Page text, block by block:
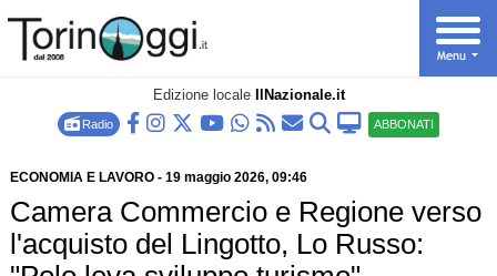
Edizione locale IlNazionale.it
Radio ABBONATI
ECONOMIA E LAVORO- 19 maggio 2026, 09:46
Camera Commercio e Regione verso
l'acquisto del Lingotto, Lo Russo: